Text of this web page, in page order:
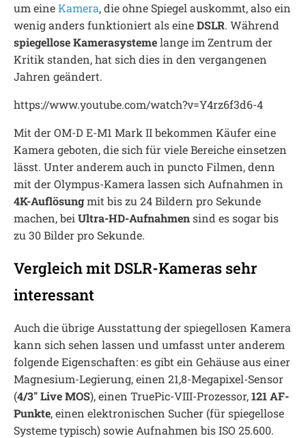
um eineKamera, die ohne Spiegel auskommt, also ein
wenig anders funktioniert als eineDSLR. Während
spiegellose Kamerasystemelange im Zentrum der
Kritik standen, hat sich dies in den vergangenen
Jahren geändert.
https://www.youtube.com/watch?v=Y4rz6f3d6-4
Mit der OM-D E-M1 Mark II bekommen Käufer eine
Kamera geboten, die sich für viele Bereiche einsetzen
lässt. Unter anderem auch in puncto Filmen, denn
mit der Olympus-Kamera lassen sich Aufnahmen in
4K-Auflösungmit bis zu 24 Bildern pro Sekunde
machen, bei Ultra-HD-Aufnahmensind es sogar bis
zu 30 Bilder pro Sekunde.
Vergleich mit DSLR-Kameras sehr
interessant
Auch die übrige Ausstattung der spiegellosen Kamera
kann sich sehen lassen und umfasst unter anderem
folgende Eigenschaften: es gibt ein Gehäuse aus einer
Magnesium-Legierung, einen 21,8-Megapixel-Sensor
(4/3″ Live MOS), einen TruePic-VIII-Prozessor,121 AF-
Punkte, einen elektronischen Sucher (für spiegellose
Systeme typisch) sowie Aufnahmen bis ISO 25.600.